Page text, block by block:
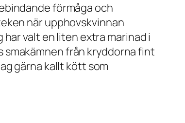
förmåga och
när upphovskvinnan
valt en liten extra marinad i
från kryddorna fint
gärna kallt kött som